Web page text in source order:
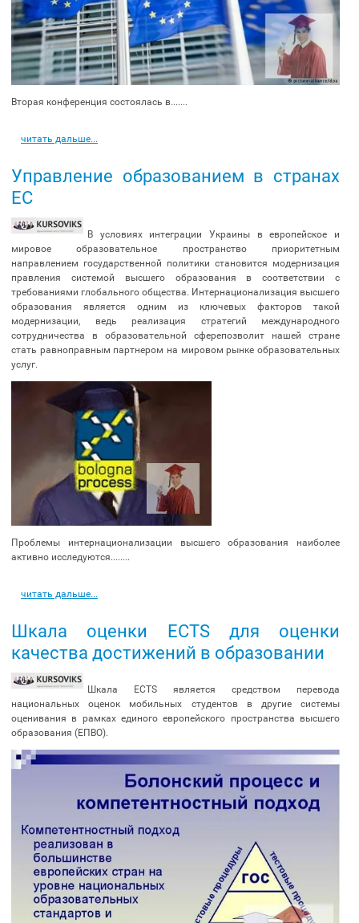
Вторая конференция состоялась в.......
читать дальше...
Управление образованием в странах
ЕС
В условиях интеграции Украины в европейское и
мировое образовательное пространство приоритетным
направлением государственной политики становится модернизация
правления системой высшего образования в соответствии с
требованиями глобального общества. Интернационализация высшего
образования является одним из ключевых факторов такой
модернизации, ведь реализация стратегий международного
сотрудничества в образовательной сферепозволит нашей стране
стать равноправным партнером на мировом рынке образовательных
услуг.
Проблемы интернационализации высшего образования наиболее
активно исследуются........
читать дальше...
Шкала оценки ECTS для оценки
качества достижений в образовании
Шкала ECTS является средством перевода
национальных оценок мобильных студентов в другие системы
оценивания в рамках единого европейского пространства высшего
образования (ЕПВО).